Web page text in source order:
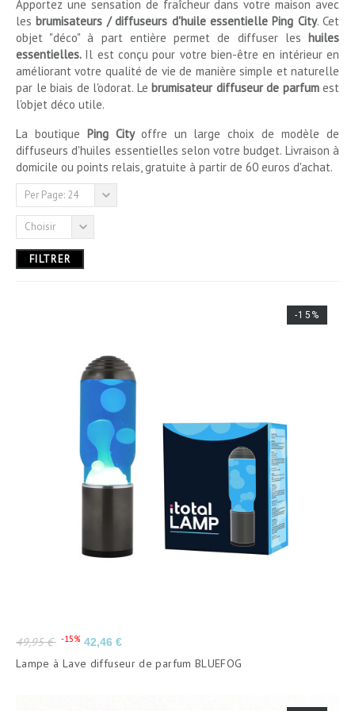
11,00 € - 499,00 €
COULEURS
Blanc
Multicolore
Noir
Apportez une sensation de fraîcheur dans votre maison avec
lesbrumisateurs / diffuseurs d'huile essentielle Ping City. Cet
objet "déco" à part entière permet de diffuser les huiles
essentielles. Il est conçu pour votre bien-être en intérieur en
améliorant votre qualité de vie de manière simple et naturelle
par le biais de l'odorat. Le brumisateur diffuseur de parfum est
l'objet déco utile.
La boutique Ping City offre un large choix de modèle de
diffuseurs d'huiles essentielles selon votre budget. Livraison à
domicile ou points relais, gratuite à partir de 60 euros d'achat.
Per Page: 24
Choisir
FILTRER
-15%
Prix
de
base
49,95 € -15% Prix
42,46 €
Lampe à Lave diffuseur de parfum BLUEFOG